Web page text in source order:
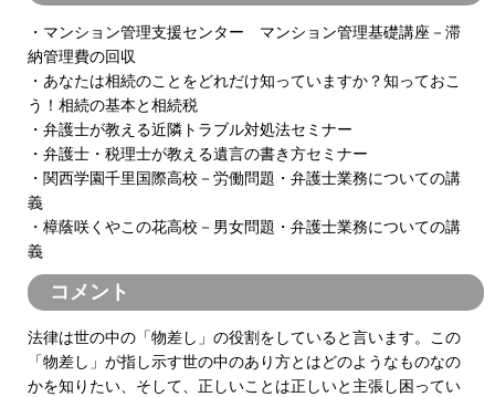
・マンション管理支援センター マンション管理基礎講座－滞
納管理費の回収
・あなたは相続のことをどれだけ知っていますか？知っておこ
う！相続の基本と相続税
・弁護士が教える近隣トラブル対処法セミナー
・弁護士・税理士が教える遺言の書き方セミナー
・関西学園千里国際高校－労働問題・弁護士業務についての講
義
・樟蔭咲くやこの花高校－男女問題・弁護士業務についての講
義
コメント
法律は世の中の「物差し」の役割をしていると言います。この
「物差し」が指し示す世の中のあり方とはどのようなものなの
かを知りたい、そして、正しいことは正しいと主張し困ってい